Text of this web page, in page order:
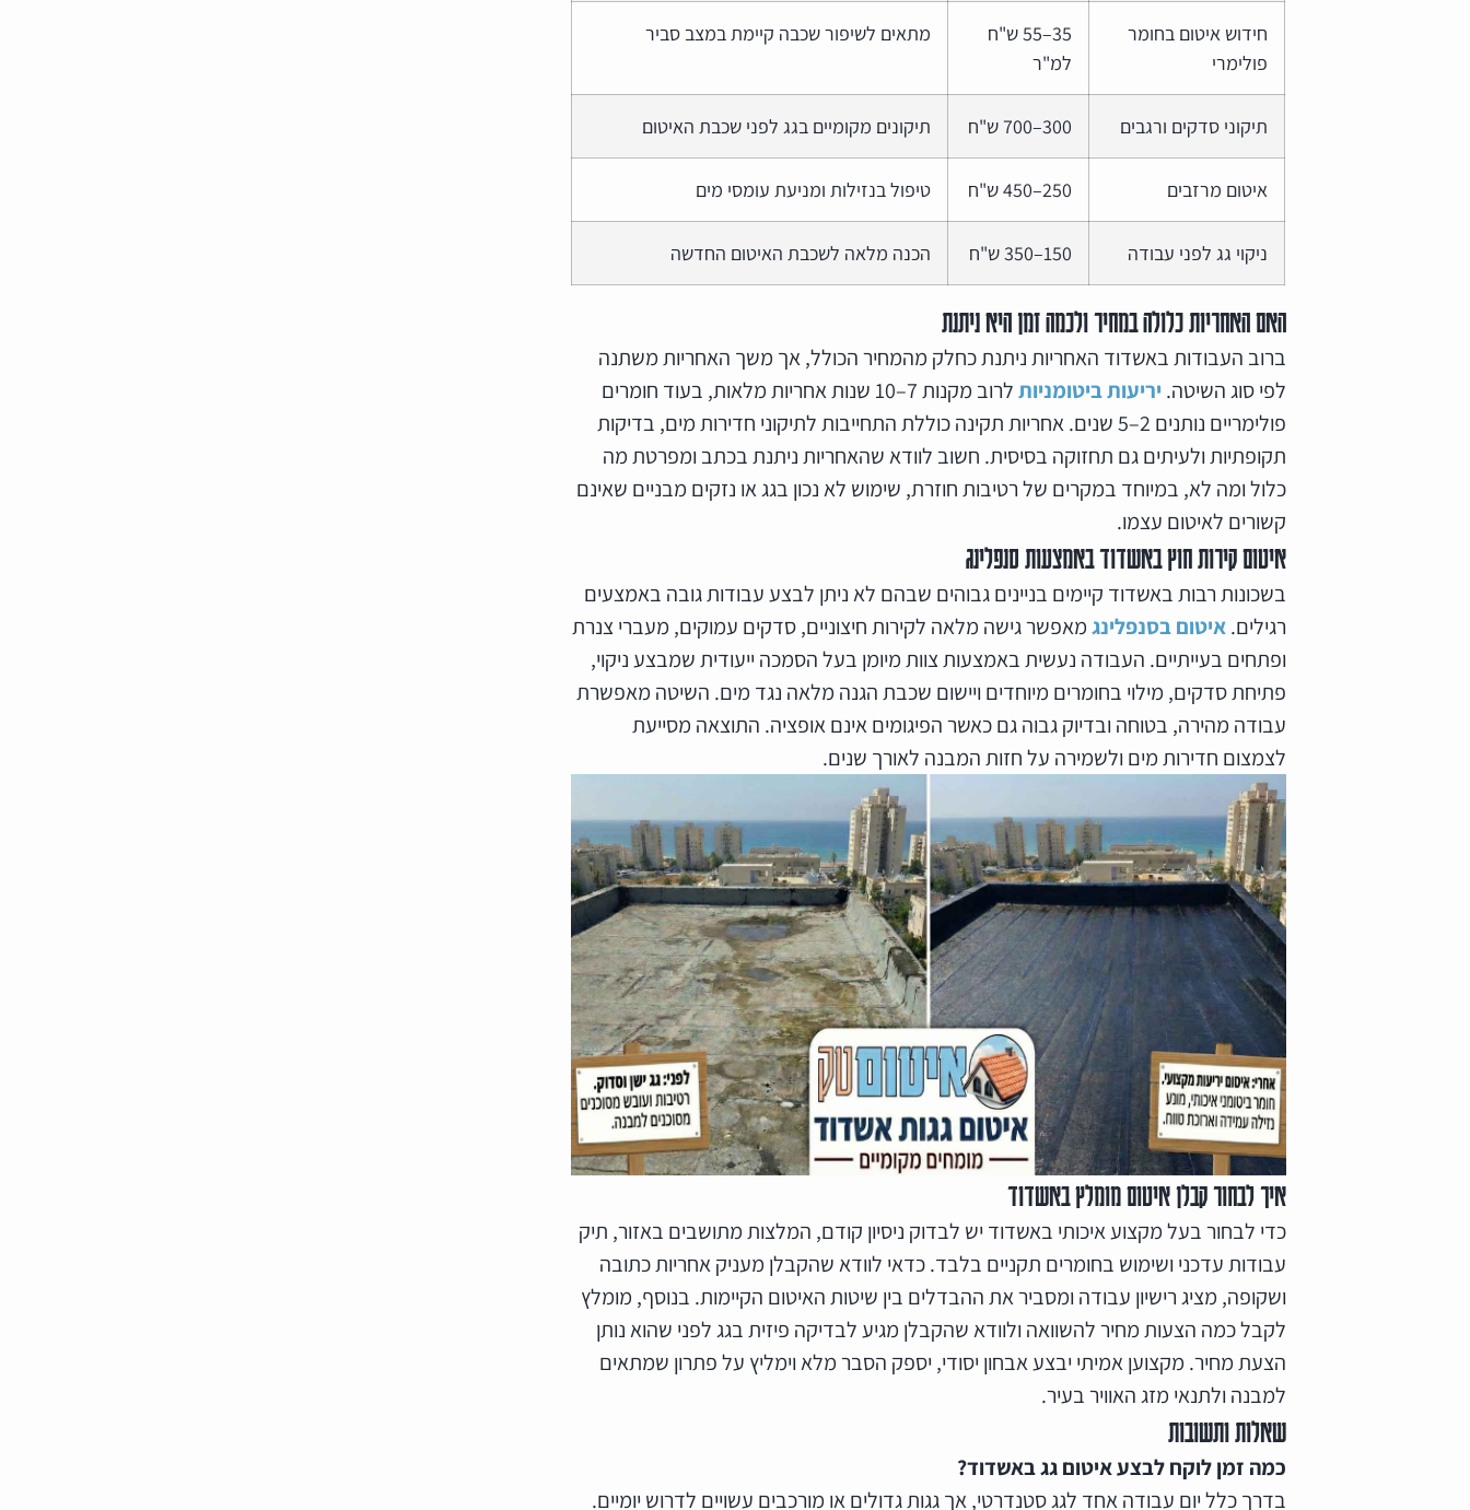
חידוש איטום בחומר
פולימרי
35–55 ש"ח
למ"ר
מתאים לשיפור שכבה קיימת במצב סביר
תיקוני סדקים ורגבים 300–700 ש"ח תיקונים מקומיים בגג לפני שכבת האיטום
איטום מרזבים 250–450 ש"ח טיפול בנזילות ומניעת עומסי מים
ניקוי גג לפני עבודה 150–350 ש"ח הכנה מלאה לשכבת האיטום החדשה
האם האחריות כלולה במחיר ולכמה זמן היא ניתנת
ברוב העבודות באשדוד האחריות ניתנת כחלק מהמחיר הכולל, אך משך האחריות משתנה
לפי סוג השיטה. יריעות ביטומניות
לרוב מקנות 7–10 שנות אחריות מלאות, בעוד חומרים
פולימריים נותנים 2–5 שנים. אחריות תקינה כוללת התחייבות לתיקוני חדירות מים, בדיקות
תקופתיות ולעיתים גם תחזוקה בסיסית. חשוב לוודא שהאחריות ניתנת בכתב ומפרטת מה
כלול ומה לא, במיוחד במקרים של רטיבות חוזרת, שימוש לא נכון בגג או נזקים מבניים שאינם
קשורים לאיטום עצמו.
איטום קירות חוץ באשדוד באמצעות סנפלינג
בשכונות רבות באשדוד קיימים בניינים גבוהים שבהם לא ניתן לבצע עבודות גובה באמצעים
רגילים.איטום בסנפלינגמאפשר גישה מלאה לקירות חיצוניים, סדקים עמוקים, מעברי צנרת
ופתחים בעייתיים. העבודה נעשית באמצעות צוות מיומן בעל הסמכה ייעודית שמבצע ניקוי,
פתיחת סדקים, מילוי בחומרים מיוחדים ויישום שכבת הגנה מלאה נגד מים. השיטה מאפשרת
עבודה מהירה, בטוחה ובדיוק גבוה גם כאשר הפיגומים אינם אופציה. התוצאה מסייעת
לצמצום חדירות מים ולשמירה על חזות המבנה לאורך שנים.
איך לבחור קבלן איטום מומלץ באשדוד
כדי לבחור בעל מקצוע איכותי באשדוד יש לבדוק ניסיון קודם, המלצות מתושבים באזור, תיק
עבודות עדכני ושימוש בחומרים תקניים בלבד. כדאי לוודא שהקבלן מעניק אחריות כתובה
ושקופה, מציג רישיון עבודה ומסביר את ההבדלים בין שיטות האיטום הקיימות. בנוסף, מומלץ
לקבל כמה הצעות מחיר להשוואה ולוודא שהקבלן מגיע לבדיקה פיזית בגג לפני שהוא נותן
הצעת מחיר. מקצוען אמיתי יבצע אבחון יסודי, יספק הסבר מלא וימליץ על פתרון שמתאים
למבנה ולתנאי מזג האוויר בעיר.
שאלות ותשובות
כמה זמן לוקח לבצע איטום גג באשדוד?
בדרך כלל יום עבודה אחד לגג סטנדרטי, אך גגות גדולים או מורכבים עשויים לדרוש יומיים.